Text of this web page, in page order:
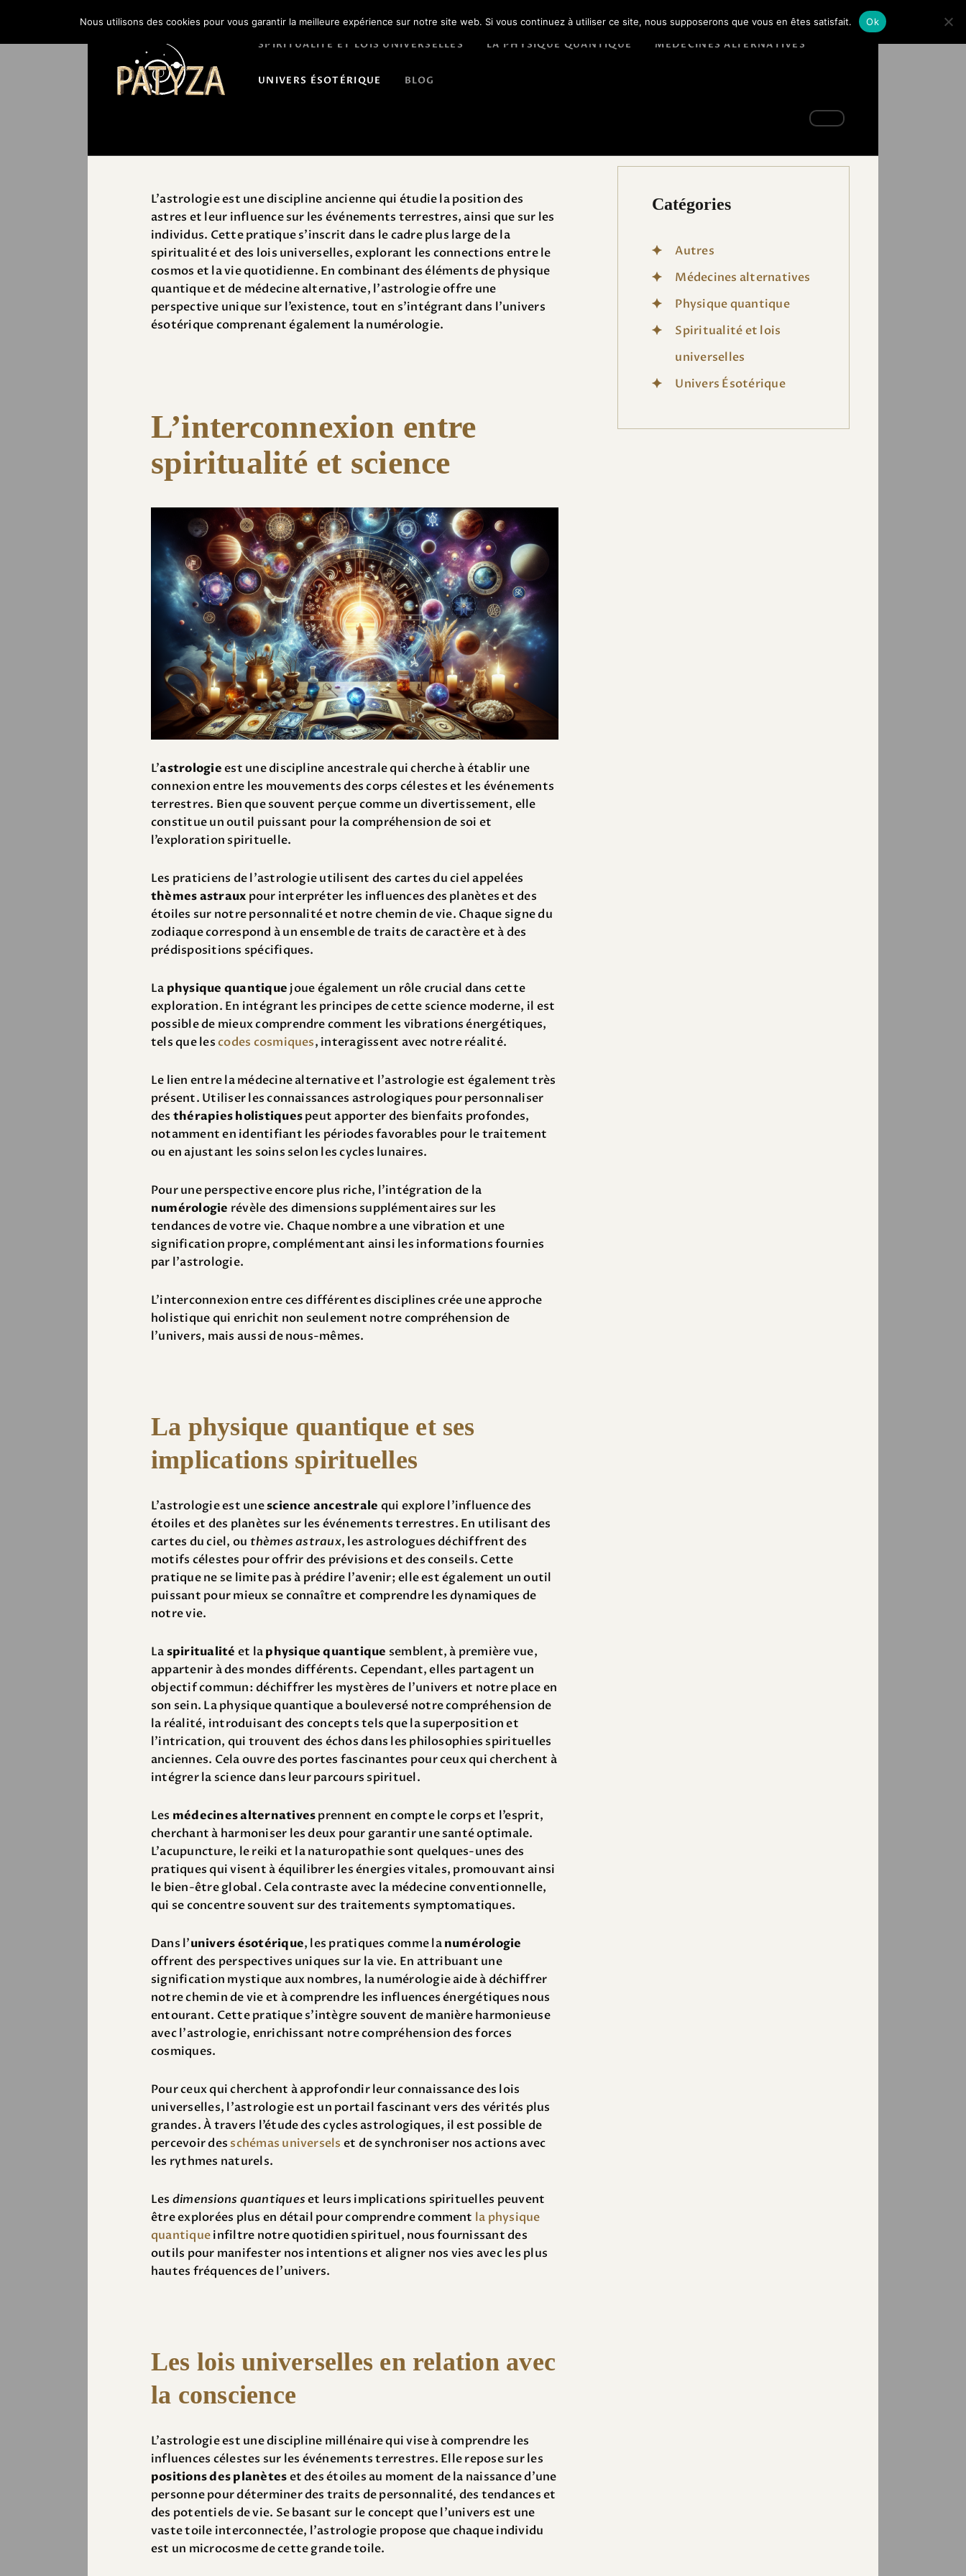
SPIRITUALITÉ ET LOIS UNIVERSELLES LA PHYSIQUE QUANTIQUE MÉDECINES ALTERNATIVES
UNIVERS ÉSOTÉRIQUE BLOG
SPIRITUALITÉ ET LOIS
UNIVERSELLES
LA PHYSIQUE
MÉDECINES
ALTERNATIVES
UNIVERS ÉSOTÉRIQUE
BLOG
L’astrologie est une discipline ancienne qui étudie la position des
astres et leur influence sur les événements terrestres, ainsi que sur les
individus. Cette pratique s’inscrit dans le cadre plus large de la
spiritualité et des lois universelles, explorant les connections entre le
cosmos et la vie quotidienne. En combinant des éléments de physique
quantique et de médecine alternative, l’astrologie offre une
perspective unique sur l’existence, tout en s’intégrant dans l’univers
ésotérique comprenant également la numérologie.
L’interconnexion entre
spiritualité et science
L’astrologieest une discipline ancestrale qui cherche à établir une
connexion entre les mouvements des corps célestes et les événements
terrestres. Bien que souvent perçue comme un divertissement, elle
constitue un outil puissant pour la compréhension de soi et
l’exploration spirituelle.
Les praticiens de l’astrologie utilisent des cartes du ciel appelées
thèmes astraux pour interpréter les influences des planètes et des
étoiles sur notre personnalité et notre chemin de vie. Chaque signe du
zodiaque correspond à un ensemble de traits de caractère et à des
prédispositions spécifiques.
La physique quantique joue également un rôle crucial dans cette
exploration. En intégrant les principes de cette science moderne, il est
possible de mieux comprendre comment les vibrations énergétiques,
tels que lescodes cosmiques, interagissent avec notre réalité.
Le lien entre la médecine alternative et l’astrologie est également très
présent. Utiliser les connaissances astrologiques pour personnaliser
des thérapies holistiquespeut apporter des bienfaits profondes,
notamment en identifiant les périodes favorables pour le traitement
ou en ajustant les soins selon les cycles lunaires.
Pour une perspective encore plus riche, l’intégration de la
numérologie révèle des dimensions supplémentaires sur les
tendances de votre vie. Chaque nombre a une vibration et une
signification propre, complémentant ainsi les informations fournies
par l’astrologie.
L’interconnexion entre ces différentes disciplines crée une approche
holistique qui enrichit non seulement notre compréhension de
l’univers, mais aussi de nous-mêmes.
La physique quantique et ses
implications spirituelles
L’astrologie est unescience ancestrale qui explore l’influence des
étoiles et des planètes sur les événements terrestres. En utilisant des
cartes du ciel, ou thèmes astraux, les astrologues déchiffrent des
motifs célestes pour offrir des prévisions et des conseils. Cette
pratique ne se limite pas à prédire l’avenir; elle est également un outil
puissant pour mieux se connaître et comprendre les dynamiques de
notre vie.
Laspiritualité et laphysique quantique semblent, à première vue,
appartenir à des mondes différents. Cependant, elles partagent un
objectif commun: déchiffrer les mystères de l’univers et notre place en
son sein. La physique quantique a bouleversé notre compréhension de
la réalité, introduisant des concepts tels que la superposition et
l’intrication, qui trouvent des échos dans les philosophies spirituelles
anciennes. Cela ouvre des portes fascinantes pour ceux qui cherchent à
intégrer la science dans leur parcours spirituel.
Les médecines alternativesprennent en compte le corps et l’esprit,
cherchant à harmoniser les deux pour garantir une santé optimale.
L’acupuncture, le reiki et la naturopathie sont quelques-unes des
pratiques qui visent à équilibrer les énergies vitales, promouvant ainsi
le bien-être global. Cela contraste avec la médecine conventionnelle,
qui se concentre souvent sur des traitements symptomatiques.
Dans l’univers ésotérique, les pratiques comme lanumérologie
offrent des perspectives uniques sur la vie. En attribuant une
signification mystique aux nombres, la numérologie aide à déchiffrer
notre chemin de vie et à comprendre les influences énergétiques nous
entourant. Cette pratique s’intègre souvent de manière harmonieuse
avec l’astrologie, enrichissant notre compréhension des forces
cosmiques.
Pour ceux qui cherchent à approfondir leur connaissance des lois
universelles, l’astrologie est un portail fascinant vers des vérités plus
grandes. À travers l’étude des cycles astrologiques, il est possible de
percevoir des schémas universels et de synchroniser nos actions avec
les rythmes naturels.
Les dimensions quantiqueset leurs implications spirituelles peuvent
être explorées plus en détail pour comprendre comment la physique
quantiqueinfiltre notre quotidien spirituel, nous fournissant des
outils pour manifester nos intentions et aligner nos vies avec les plus
hautes fréquences de l’univers.
Les lois universelles en relation avec
la conscience
L’astrologie est une discipline millénaire qui vise à comprendre les
influences célestes sur les événements terrestres. Elle repose sur les
positions des planèteset des étoiles au moment de la naissance d’une
personne pour déterminer des traits de personnalité, des tendances et
des potentiels de vie. Se basant sur le concept que l’univers est une
vaste toile interconnectée, l’astrologie propose que chaque individu
est un microcosme de cette grande toile.
Catégories
Autres
Médecines alternatives
Physique quantique
Spiritualité et lois
universelles
Univers Ésotérique
Nous utilisons des cookies pour vous garantir la meilleure expérience sur notre site web. Si vous continuez à utiliser ce site, nous supposerons que vous en êtes satisfait. Ok